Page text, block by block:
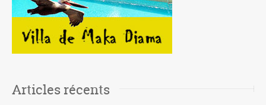
Articles récents